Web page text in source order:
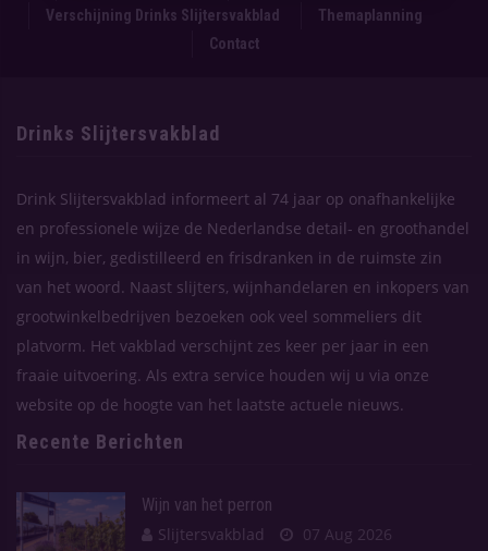
Verschijning Drinks Slijtersvakblad
Themaplanning
Contact
Drinks Slijtersvakblad
Drink Slijtersvakblad informeert al 74 jaar op onafhankelijke
en professionele wijze de Nederlandse detail- en groothandel
in wijn, bier, gedistilleerd en frisdranken in de ruimste zin
van het woord. Naast slijters, wijnhandelaren en inkopers van
grootwinkelbedrijven bezoeken ook veel sommeliers dit
platvorm. Het vakblad verschijnt zes keer per jaar in een
fraaie uitvoering. Als extra service houden wij u via onze
website op de hoogte van het laatste actuele nieuws.
Recente Berichten
Wijn van het perron
Slijtersvakblad
07 Aug 2026